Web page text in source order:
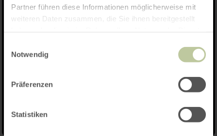
Partner führen diese Informationen möglicherweise mit
weiteren Daten zusammen, die Sie ihnen bereitgestellt
Notwendig
Präferenzen
Statistiken